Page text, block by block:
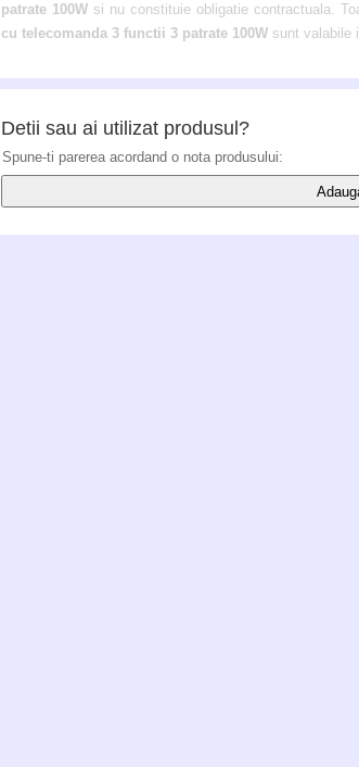
patrate 100Wsi nu constituie obligatie contractuala.
cu telecomanda 3 functii 3 patrate 100W sunt valabile
Detii sau ai utilizat produsul?
Spune-ti parerea acordand o nota produsului: